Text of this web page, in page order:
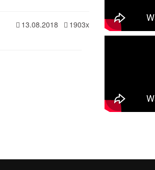
13.08.2018 1903x